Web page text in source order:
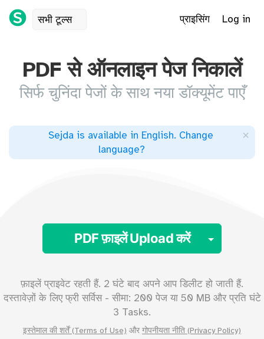
सभी टूल्स प्राइसिंग Log in
PDF से ऑनलाइन पेज निकालें
सिर्फ चुनिंदा पेजों के साथ नया डॉक्यूमेंट पाएँ
Sejda is available in English. Change
language?
×
PDF फ़ाइलें Upload करें Toggle
फ़ाइलें प्राइवेट रहती हैं. 2 घंटे बाद अपने आप डिलीट हो जाती हैं.
दस्तावेज़ों के लिए फ्री सर्विस - सीमा: 200 पेज या 50 MB और प्रति घंटे
3 Tasks.
इस्तेमाल की शर्तें (Terms of Use) और गोपनीयता नीति (Privacy Policy)